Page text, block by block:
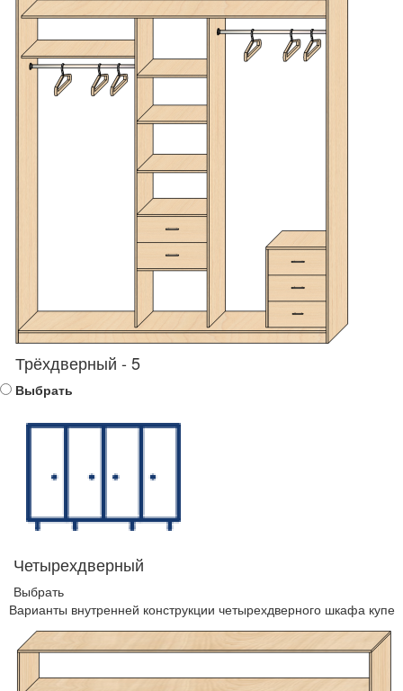
Трёхдверный - 5
Выбрать
Четырехдверный
Выбрать
Варианты внутренней конструкции четырехдверного шкафа купе